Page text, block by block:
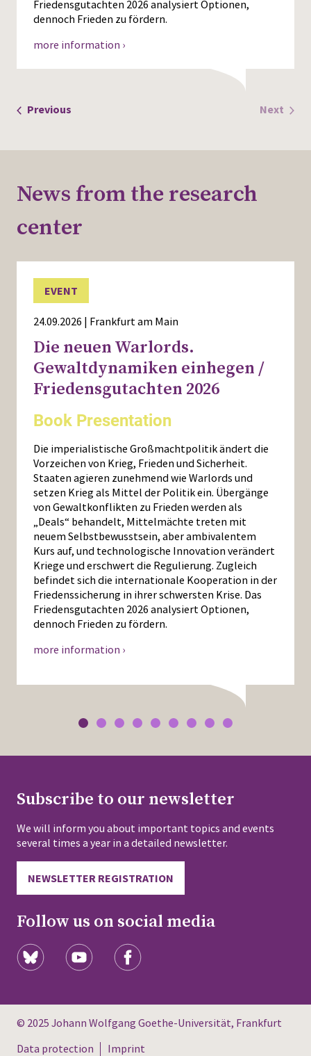
Friedensgutachten 2026 analysiert Optionen,
dennoch Frieden zu fördern.
more information ›
Previous
Next
News from the research
center
EVENT
24.09.2026 | Frankfurt am Main
Die neuen Warlords.
Gewaltdynamiken einhegen /
Friedensgutachten 2026
Book Presentation
Die imperialistische Großmachtpolitik ändert die
Vorzeichen von Krieg, Frieden und Sicherheit.
Staaten agieren zunehmend wie Warlords und
setzen Krieg als Mittel der Politik ein. Übergänge
von Gewaltkonflikten zu Frieden werden als
„Deals“ behandelt, Mittelmächte treten mit
neuem Selbstbewusstsein, aber ambivalentem
Kurs auf, und technologische Innovation verändert
Kriege und erschwert die Regulierung. Zugleich
befindet sich die internationale Kooperation in der
Friedenssicherung in ihrer schwersten Krise. Das
Friedensgutachten 2026 analysiert Optionen,
dennoch Frieden zu fördern.
more information ›
Subscribe to our newsletter
We will inform you about important topics and events
several times a year in a detailed newsletter.
NEWSLETTER REGISTRATION
Follow us on social media
© 2025 Johann Wolfgang Goethe-Universität, Frankfurt
Data protection
Imprint